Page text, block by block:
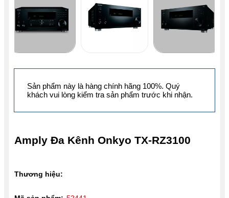
Amply Đa Kênh Onkyo TX-RZ3100
Thương hiệu:
Sản phẩm này là hàng chính hãng 100%. Quý
khách vui lòng kiểm tra sản phẩm trước khi nhận.